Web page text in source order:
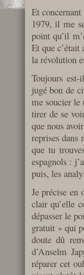
Et
1979, il me
point qu’il
Et que
la révolution
Toujours
jugé bon de
me soucier le
tirer de se
que nous
reprises dans
que tu
espagnols :
puis, les
Je précise en
clair qu’elle
dépasser le
gratuit » qui
doute dû
d’Anselm
réparer cet